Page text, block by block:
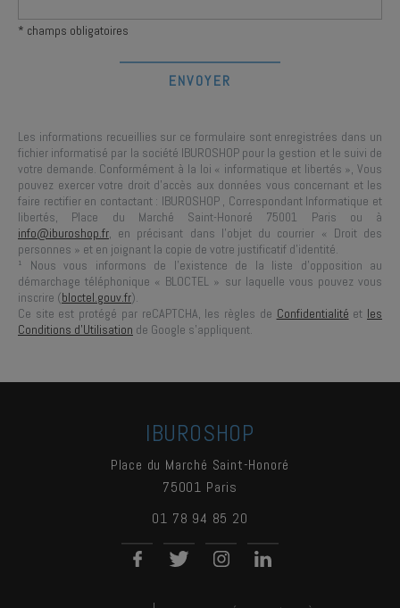
* champs obligatoires
Les informations recueillies sur ce formulaire sont enregistrées dans un
fichier informatisé par la société IBUROSHOP pour la gestion et le suivi de
votre demande. Conformément à la loi « informatique et libertés », Vous
pouvez exercer votre droit d'accès aux données vous concernant et les
faire rectifier en contactant : IBUROSHOP , Correspondant Informatique et
libertés, Place du Marché Saint-Honoré 75001 Paris ou à
info@iburoshop.fr, en précisant dans l’objet du courrier « Droit des
personnes » et en joignant la copie de votre justificatif d’identité.
¹ Nous vous informons de l’existence de la liste d’opposition au
démarchage téléphonique « BLOCTEL » sur laquelle vous pouvez vous
inscrire (bloctel.gouv.fr).
Ce site est protégé par reCAPTCHA, les règles de Confidentialité et les
Conditions d'Utilisation de Google s'appliquent.
IBUROSHOP
Place du Marché Saint-Honoré
75001 Paris
01 78 94 85 20